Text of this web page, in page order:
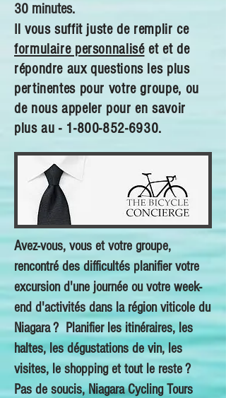
30 minutes.
Il vous suffit juste de remplir ce
formulaire personnaliséet et de
répondre aux questions les plus
pertinentes pour votre groupe, ou
de nous appeler pour en savoir
plus au - 1-800-852-6930.
Avez-vous, vous et votre groupe,
rencontré des difficultés planifier votre
excursion d'une journée ou votre week-
end d'activités dans la région viticole du
Niagara ? Planifier les itinéraires, les
haltes, les dégustations de vin, les
visites, le shopping et tout le reste ?
Pas de soucis, Niagara Cycling Tours